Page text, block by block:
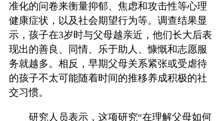
准化的问卷来衡量抑郁、焦虑和攻击性等心理
健康症状，以及社会期望行为等。调查结果显
示，孩子在3岁时与父母越亲近，他们长大后表
现出的善良、同情、乐于助人、慷慨和志愿服
务就越多。相反，早期父母关系紧张或受虐待
的孩子不太可能随着时间的推移养成积极的社
交习惯。
研究人员表示，这项研究“在理解父母如何